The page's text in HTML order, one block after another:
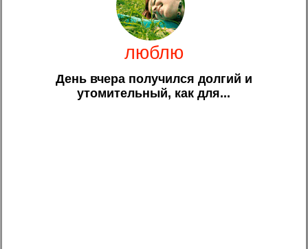
люблю
День вчера получился долгий и
утомительный, как для...